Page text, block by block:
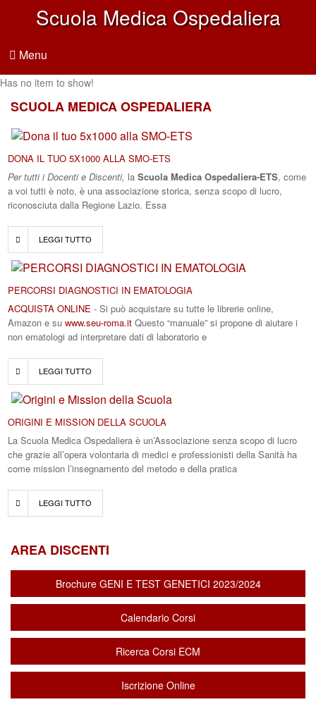
Scuola Medica Ospedaliera
Menu
Has no item to show!
SCUOLA MEDICA OSPEDALIERA
DONA IL TUO 5X1000 ALLA SMO-ETS
Per tutti i Docenti e Discenti, la Scuola Medica Ospedaliera-ETS, come
a voi tutti è noto, è una associazione storica, senza scopo di lucro,
riconosciuta dalla Regione Lazio. Essa
LEGGI TUTTO
PERCORSI DIAGNOSTICI IN EMATOLOGIA
ACQUISTA ONLINE - Si può acquistare su tutte le librerie online,
Amazon e su www.seu-roma.itQuesto “manuale” si propone di aiutare i
non ematologi ad interpretare dati di laboratorio e
LEGGI TUTTO
ORIGINI E MISSION DELLA SCUOLA
La Scuola Medica Ospedaliera è un’Associazione senza scopo di lucro
che grazie all’opera volontaria di medici e professionisti della Sanità ha
come mission l’insegnamento del metodo e della pratica
LEGGI TUTTO
AREA DISCENTI
Brochure GENI E TEST GENETICI 2023/2024
Calendario Corsi
Ricerca Corsi ECM
Iscrizione Online